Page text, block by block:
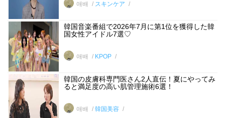
애배 スキンケア
韓国音楽番組で2026年7月に第1位を獲得した韓
国女性アイドル7選♡
애배 KPOP
韓国の皮膚科専門医さん2人直伝！夏にやってみ
ると満足度の高い肌管理施術6選！
애배 韓国美容